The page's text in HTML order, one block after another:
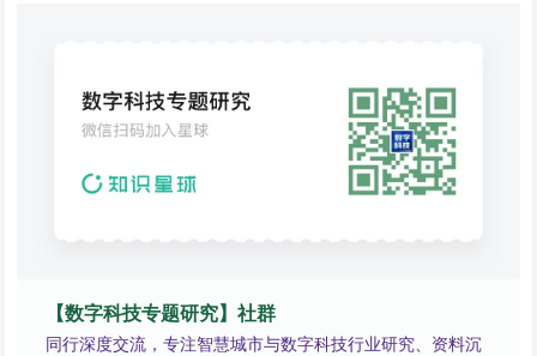
【数字科技专题研究】社群
同行深度交流，专注智慧城市与数字科技行业研究、资料沉